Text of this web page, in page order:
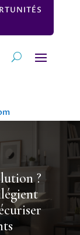
?